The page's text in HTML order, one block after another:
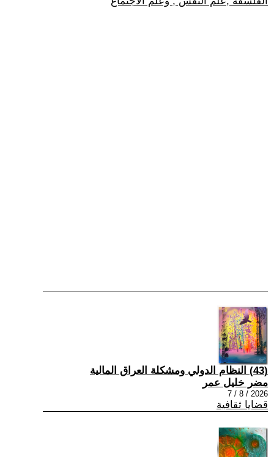
(43) النظام الدولي ومشكلة العراق المالية
مضر خليل عمر
2026 / 8 / 7
قضايا ثقافية